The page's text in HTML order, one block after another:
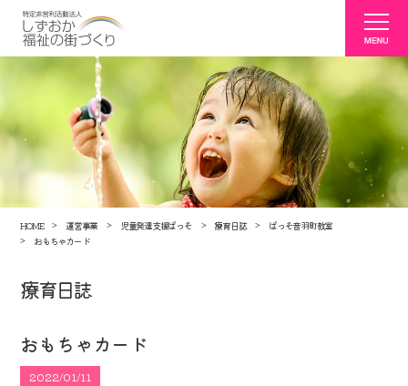
HOME 運営事業 児童発達支援ぱっそ 療育日誌
ぱっそ音羽町教室
おもちゃカード
療育日誌
おもちゃカード
2022/01/11